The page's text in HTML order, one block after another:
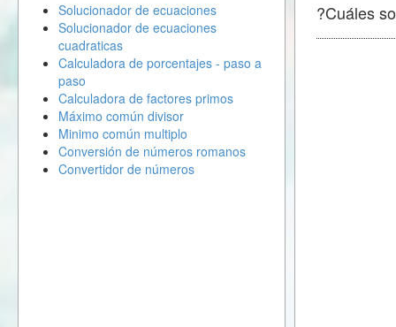
?Cuáles
Solucionador de ecuaciones
Solucionador de ecuaciones
cuadraticas
Calculadora de porcentajes - paso a
paso
Calculadora de factores primos
Máximo común divisor
Minimo común multiplo
Conversión de números romanos
Convertidor de números